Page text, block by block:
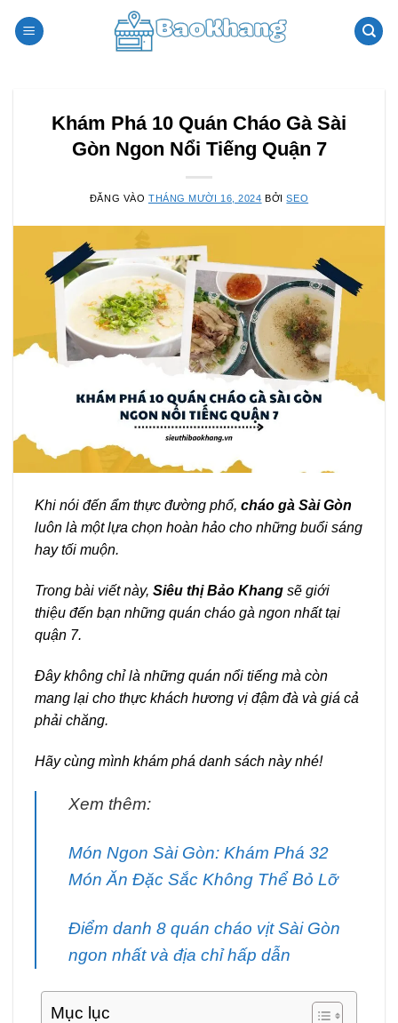
qua
Khám Phá 10 Quán Cháo Gà Sài
Gòn Ngon Nổi Tiếng Quận 7
ĐĂNG VÀO THÁNG MƯỜI 16, 2024 BỞISEO
Khi nói đến ẩm thực đường phố, cháo gà Sài Gòn
luôn là một lựa chọn hoàn hảo cho những buổi sáng
hay tối muộn.
Trong bài viết này, Siêu thị Bảo Khang sẽ giới
thiệu đến bạn những quán cháo gà ngon nhất tại
quận 7.
Đây không chỉ là những quán nổi tiếng mà còn
mang lại cho thực khách hương vị đậm đà và giá cả
phải chăng.
Hãy cùng mình khám phá danh sách này nhé!
Xem thêm:
Món Ngon Sài Gòn: Khám Phá 32
Món Ăn Đặc Sắc Không Thể Bỏ Lỡ
Điểm danh 8 quán cháo vịt Sài Gòn
ngon nhất và địa chỉ hấp dẫn
Mục lục